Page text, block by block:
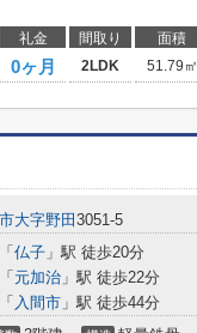
礼金 間取り 面積
0ヶ月 2LDK 51.79㎡
大字野田 3051-5
「 仏子 」駅 徒歩20分
「 元加治 」駅 徒歩22分
「 入間市 」駅 徒歩44分